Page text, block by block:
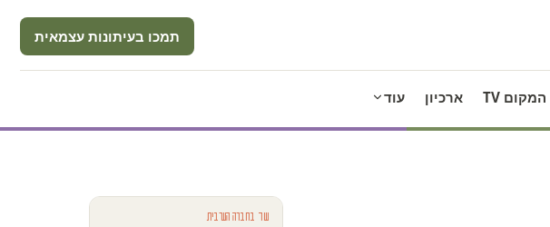
תמכו בעיתונות עצמאית
המקום TV ארכיון עוד
עוד בחברה הערבית